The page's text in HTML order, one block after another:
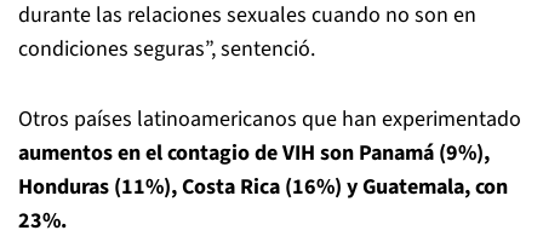
durante las relaciones sexuales cuando no son en
condiciones seguras”, sentenció.
Otros países latinoamericanos que han experimentado
aumentos en el contagio de VIH son Panamá (9%),
Honduras (11%), Costa Rica (16%) y Guatemala, con
23%.